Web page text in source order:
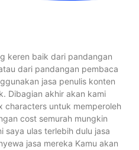
keren baik dari pandangan
dari pandangan pembaca
jasa penulis konten
Dibagian akhir akan kami
characters untuk memperoleh
cost semurah mungkin
saya ulas terlebih dulu jasa
jasa mereka Kamu akan